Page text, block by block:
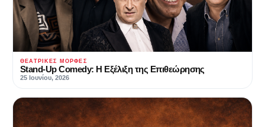
ΘΕΑΤΡΙΚΈΣ ΜΟΡΦΈΣ
Stand-Up Comedy: Η Εξέλιξη της Επιθεώρησης
25 Ιουνίου, 2026